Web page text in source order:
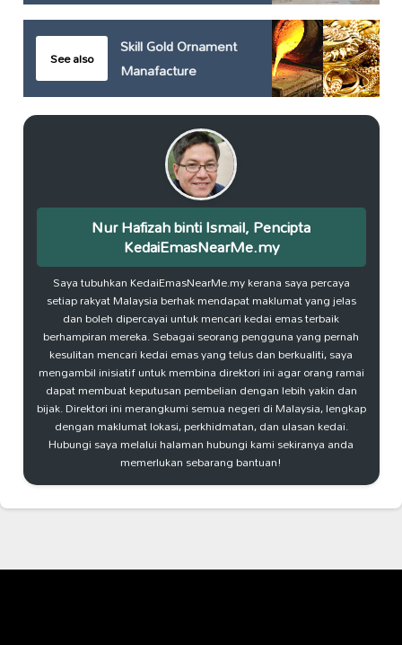
See also
Skill Gold Ornament
Manafacture
Nur Hafizah binti Ismail, Pencipta
KedaiEmasNearMe.my
Saya tubuhkan KedaiEmasNearMe.my kerana saya percaya
setiap rakyat Malaysia berhak mendapat maklumat yang jelas
dan boleh dipercayai untuk mencari kedai emas terbaik
berhampiran mereka. Sebagai seorang pengguna yang pernah
kesulitan mencari kedai emas yang telus dan berkualiti, saya
mengambil inisiatif untuk membina direktori ini agar orang ramai
dapat membuat keputusan pembelian dengan lebih yakin dan
bijak. Direktori ini merangkumi semua negeri di Malaysia, lengkap
dengan maklumat lokasi, perkhidmatan, dan ulasan kedai.
Hubungi saya melalui halaman hubungi kami sekiranya anda
memerlukan sebarang bantuan!